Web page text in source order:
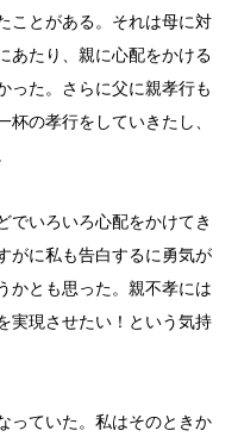
ことがある。それは母に対
あたり、親に心配をかける
った。さらに父に親孝行も
の孝行をしていきたし、
いろいろ心配をかけてき
がに私も告白するに勇気が
かとも思った。親不孝には
実現させたい！という気持
っていた。私はそのときか